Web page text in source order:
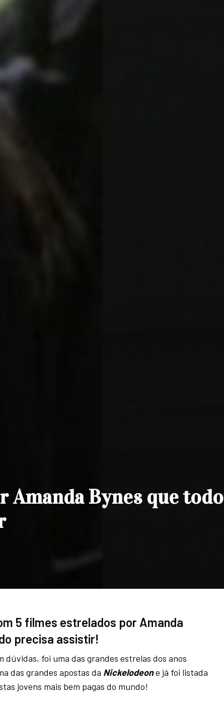
Amanda Bynes que todo
5 filmes estrelados por Amanda
precisa assistir!
dúvidas, foi uma das grandes estrelas dos anos
das grandes apostas da Nickelodeone já foi listada
jovens mais bem pagas do mundo!